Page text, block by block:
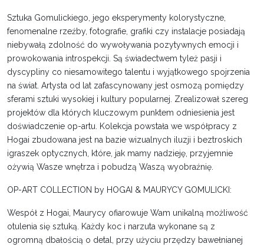
Sztuka Gomulickiego, jego eksperymenty kolorystyczne,
fenomenalne rzeźby, fotografie, grafiki czy instalacje posiadają
niebywałą zdolność do wywoływania pozytywnych emocji i
prowokowania introspekcji. Są świadectwem tyleż pasji i
dyscypliny co niesamowitego talentu i wyjątkowego spojrzenia
na świat. Artysta od lat zafascynowany jest osmozą pomiędzy
sferami sztuki wysokiej i kultury popularnej. Zrealizował szereg
projektów dla których kluczowym punktem odniesienia jest
doświadczenie op-artu. Kolekcja powstała we współpracy z
Hogai zbudowana jest na bazie wizualnych iluzji i beztroskich
igraszek optycznych, które, jak mamy nadzieję, przyjemnie
ożywią Wasze wnętrza i pobudzą Waszą wyobraźnię.
OP-ART COLLECTION by HOGAI & MAURYCY GOMULICKI:
Wespół z Hogai, Maurycy ofiarowuje Wam unikalną możliwość
otulenia się sztuką. Każdy koc i narzuta wykonane są z
ogromną dbałością o detal, przy użyciu przędzy bawełnianej